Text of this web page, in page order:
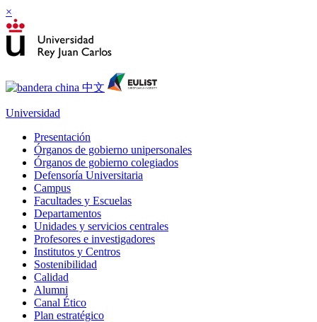
×
Universidad
Presentación
Órganos de gobierno unipersonales
Órganos de gobierno colegiados
Defensoría Universitaria
Campus
Facultades y Escuelas
Departamentos
Unidades y servicios centrales
Profesores e investigadores
Institutos y Centros
Sostenibilidad
Calidad
Alumni
Canal Ético
Plan estratégico